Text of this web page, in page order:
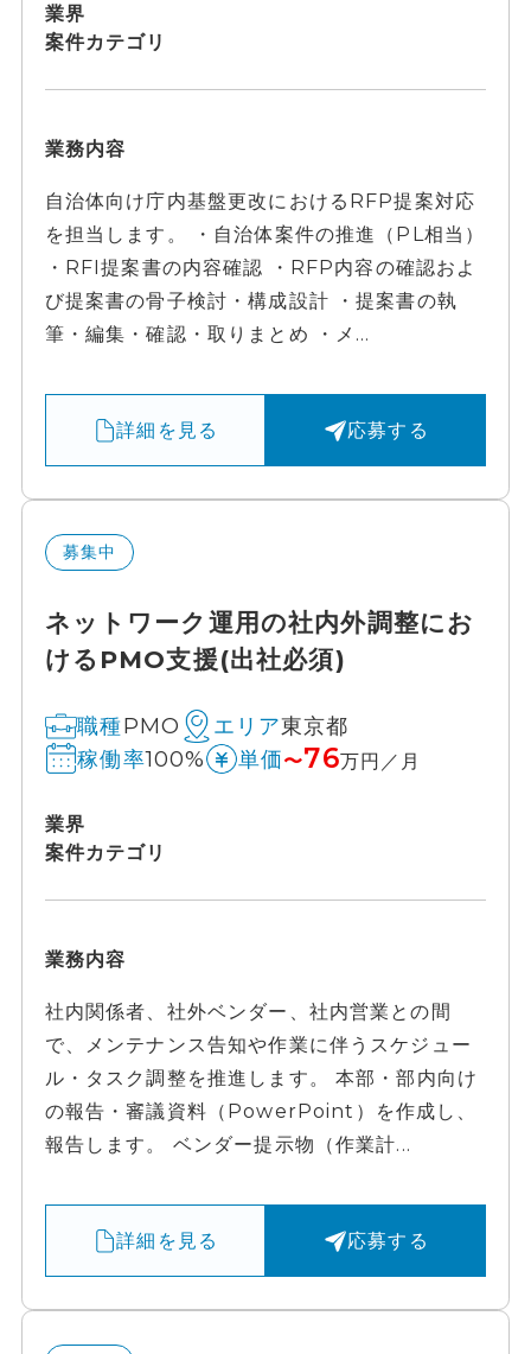
業界
案件カテゴリ
業務内容
自治体向け庁内基盤更改におけるRFP提案対応
を担当します。 ・自治体案件の推進（PL相当）
・RFI提案書の内容確認 ・RFP内容の確認およ
び提案書の骨子検討・構成設計 ・提案書の執
筆・編集・確認・取りまとめ ・メ...
詳細を見る 応募する
募集中
ネットワーク運用の社内外調整にお
けるPMO支援(出社必須)
職種PMO エリア東京都
稼働率100% 単価〜76万円／月
業界
案件カテゴリ
業務内容
社内関係者、社外ベンダー、社内営業との間
で、メンテナンス告知や作業に伴うスケジュー
ル・タスク調整を推進します。 本部・部内向け
の報告・審議資料（PowerPoint）を作成し、
報告します。 ベンダー提示物（作業計...
詳細を見る 応募する